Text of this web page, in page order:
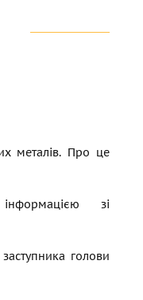
металів. Про це
зі
голови